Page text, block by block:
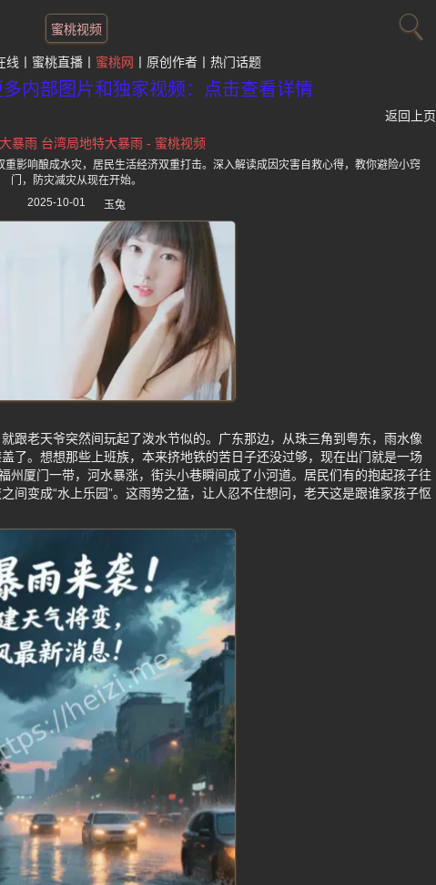
蜜桃视频
线 蜜桃直播 蜜桃网 原创作者 热门话题
内部图片和独家视频：点击查看详情
返回上页
暴雨 台湾局地特大暴雨 - 蜜桃视频
影响酿成水灾，居民生活经济双重打击。深入解读成因灾害自救心得，教你避险小窍
门，防灾减灾从现在开始。
2025-10-01
玉兔
跟老天爷突然间玩起了泼水节似的。广东那边，从珠三角到粤东，雨水像
了。想想那些上班族，本来挤地铁的苦日子还没过够，现在出门就是一场
州厦门一带，河水暴涨，街头小巷瞬间成了小河道。居民们有的抱起孩子往
间变成“水上乐园”。这雨势之猛，让人忍不住想问，老天这是跟谁家孩子怄